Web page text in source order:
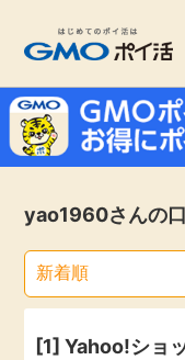
お知らせ
新着
高還元
サービスで
旅行・レン
エンタメ
yao1960さんの
[1]Yahoo!ショ